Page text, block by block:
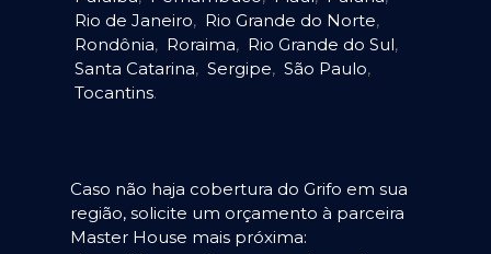
Rio de Janeiro, Rio Grande do Norte,
Rondônia, Roraima, Rio Grande do Sul,
Santa Catarina, Sergipe, São Paulo,
Tocantins.
Caso não haja cobertura do Grifo em sua
região, solicite um orçamento à parceira
Master House mais próxima: